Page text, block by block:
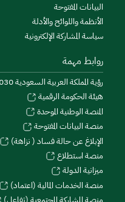
البيانات المفتوحة
الأنظمة واللوائح والأدلة
سياسة المشاركة الإلكترونية
روابط مهمة
رؤية المملكة العربية السعودية 2030
هيئة الحكومة الرقمية
المنصة الوطنية الموحدة
منصة البيانات المفتوحة
الإبلاغ عن حالة فساد ( نزاهة)
منصة استطلاع
ميزانية الدولة
منصة الخدمات المالية (اعتماد)